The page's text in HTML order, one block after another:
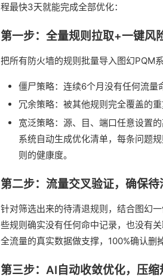
程最快3天就能完成全部优化：
第一步：全量规则拉取+一键风
把所有防火墙的规则批量导入图幻PQM
僵尸策略：连续6个月没有任何流
冗余策略：被其他规则完全覆盖的
宽泛策略：源、目、端口任意设置
系统自动生成优化清单，每条问题
则的健康度。
第二步：流量交叉验证，确保
针对筛选出来的待清退规则，结合图幻
些规则确实没有任何命中记录，也没有
全流量的真实数据做支撑，100%确认删
第三步：AI自动收敛优化，压缩